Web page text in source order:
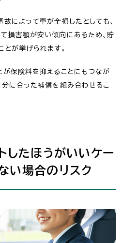
によって車が全損したとしても、
損害額が安い傾向にあるため、貯
が挙げられます。
が保険料を抑えることにもつなが
分に合った補償を組み合わせるこ
したほうがいいケー
ない場合のリスク